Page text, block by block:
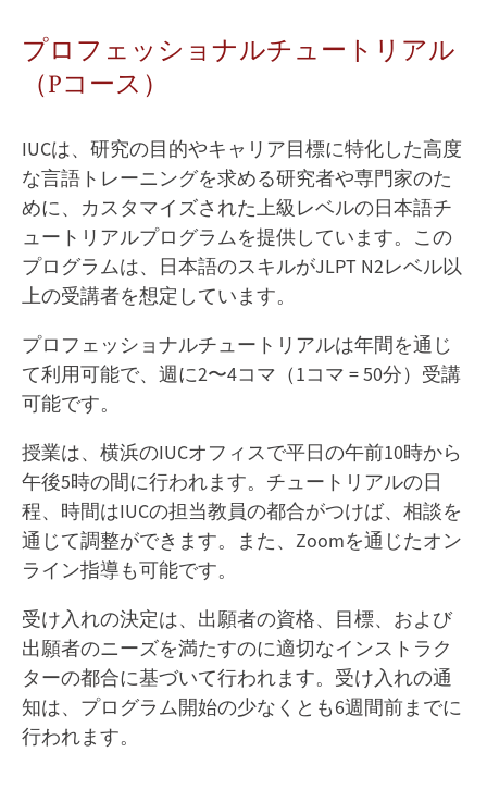
ア
ル
（P
ス）
出
願
い
て
の
詳
細
授
業
問
い
わ
せ
先
プロフェッショナルチュートリアル
（Pコース）
IUCは、研究の目的やキャリア目標に特化した高度
な言語トレーニングを求める研究者や専門家のた
めに、カスタマイズされた上級レベルの日本語チ
ュートリアルプログラムを提供しています。この
プログラムは、日本語のスキルがJLPT N2レベル以
上の受講者を想定しています。
プロフェッショナルチュートリアルは年間を通じ
て利用可能で、週に2〜4コマ（1コマ = 50分）受講
可能です。
授業は、横浜のIUCオフィスで平日の午前10時から
午後5時の間に行われます。チュートリアルの日
程、時間はIUCの担当教員の都合がつけば、相談を
通じて調整ができます。また、Zoomを通じたオン
ライン指導も可能です。
受け入れの決定は、出願者の資格、目標、および
出願者のニーズを満たすのに適切なインストラク
ターの都合に基づいて行われます。受け入れの通
知は、プログラム開始の少なくとも6週間前までに
行われます。